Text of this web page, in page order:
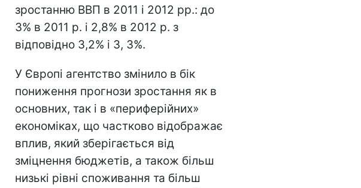
зростанню ВВП в 2011 і 2012 рр.: до
3% в 2011 р. і 2,8% в 2012 р. з
відповідно 3,2% і 3, 3%.
У Європі агентство змінило в бік
пониження прогнози зростання як в
основних, так і в «периферійних»
економіках, що частково відображає
вплив, який зберігається від
зміцнення бюджетів, а також більш
низькі рівні споживання та більш